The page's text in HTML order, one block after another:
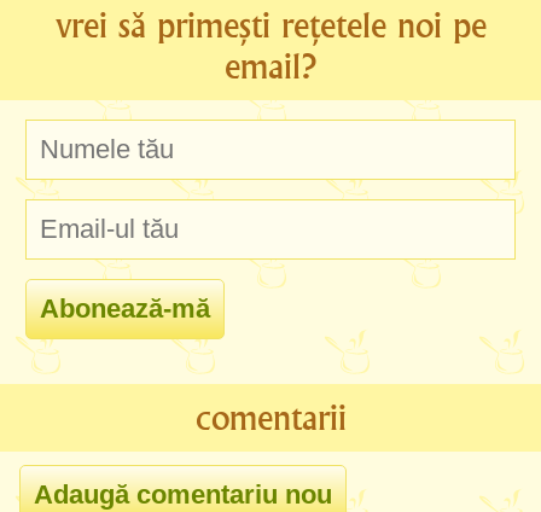
vrei să primești rețetele noi pe
email?
comentarii